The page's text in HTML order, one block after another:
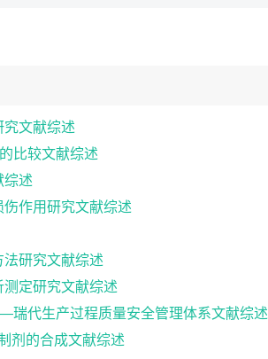
究文献综述
比较文献综述
综述
作用研究文献综述
研究文献综述
定研究文献综述
代生产过程质量安全管理体系文献综述
剂的合成文献综述